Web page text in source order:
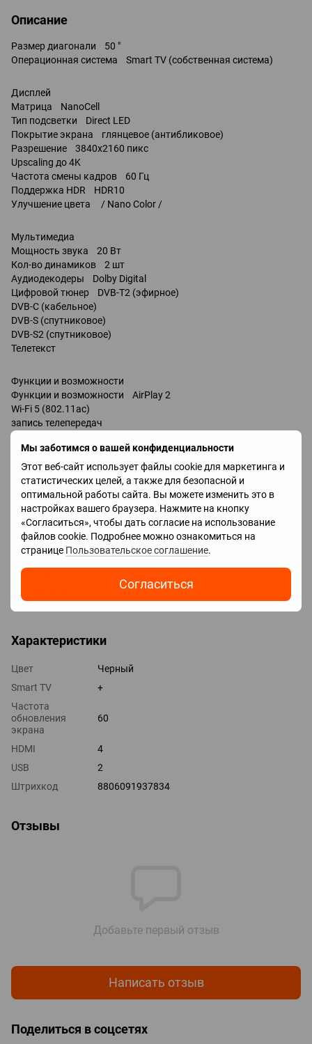
Мы заботимся о вашей конфиденциальности
Этот веб-сайт использует файлы cookie для маркетинга и
статистических целей, а также для безопасной и
оптимальной работы сайта. Вы можете изменить это в
настройках вашего браузера. Нажмите на кнопку
«Согласиться», чтобы дать согласие на использование
файлов cookie. Подробнее можно ознакомиться на
странице Пользовательское соглашение.
Согласиться
Описание
Размер диагонали 50 "
Операционная система Smart TV (собственная система)
Дисплей
Матрица NanoCell
Тип подсветки Direct LED
Покрытие экрана глянцевое (антибликовое)
Разрешение 3840x2160 пикс
Upscaling до 4K
Частота смены кадров 60 Гц
Поддержка HDR HDR10
Улучшение цвета / Nano Color /
Мультимедиа
Мощность звука 20 Вт
Кол-во динамиков 2 шт
Аудиодекодеры Dolby Digital
Цифровой тюнер DVB-T2 (эфирное)
DVB-C (кабельное)
DVB-S (спутниковое)
DVB-S2 (спутниковое)
Телетекст
Функции и возможности
Функции и возможности AirPlay 2
Wi-Fi 5 (802.11ac)
запись телепередач
Miracast
Bluetooth v 5.0
поддержка DLNA
управление голосом
мультимедийный (аэропульт)
Amazon Alexa
Google Assistant
Разъемы
Входы USB 2 шт
HDMI 3 шт
Выходы оптический
Характеристики
Цвет
Черный
Smart TV
+
Частота
обновления
экрана
60
HDMI
4
USB
2
Штрихкод
8806091937834
Отзывы
Добавьте первый отзыв
Написать отзыв
Поделиться в соцсетях